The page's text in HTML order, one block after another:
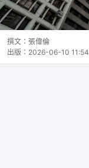
撰文： 張偉倫
出版： 2026-06-10 11:54